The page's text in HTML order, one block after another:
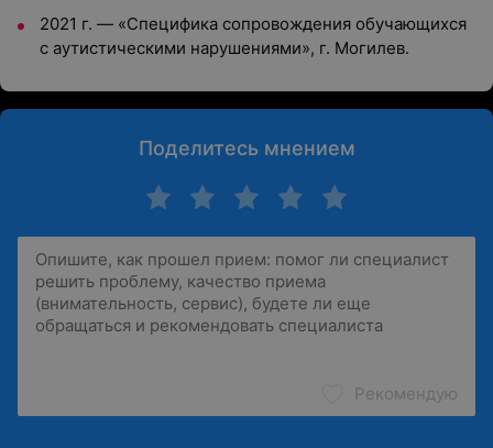
2021 г. — «Специфика сопровождения обучающихся
с аутистическими нарушениями», г. Могилев.
Поделитесь мнением
Рекомендую